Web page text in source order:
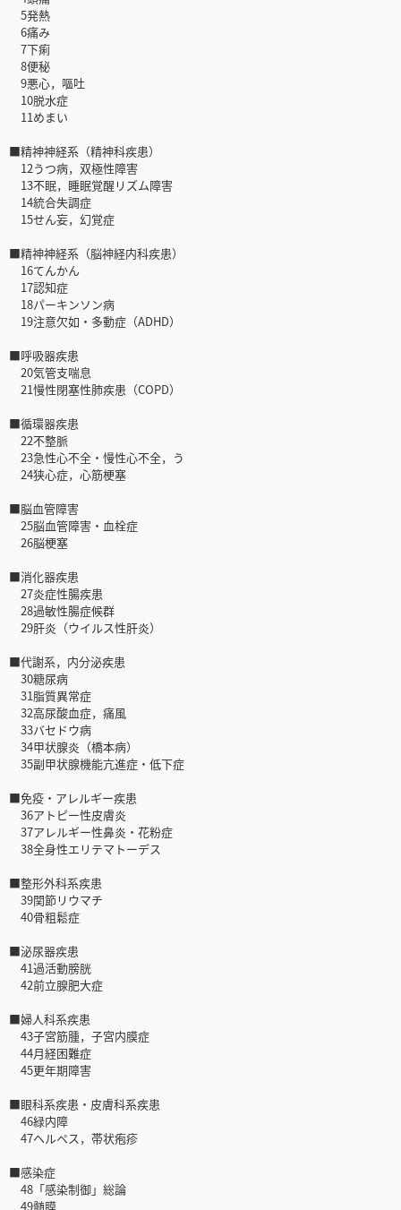
5発熱
6痛み
7下痢
8便秘
9悪心，嘔吐
10脱水症
11めまい
■精神神経系（精神科疾患）
12うつ病，双極性障害
13不眠，睡眠覚醒リズム障害
14統合失調症
15せん妄，幻覚症
■精神神経系（脳神経内科疾患）
16てんかん
17認知症
18パーキンソン病
19注意欠如・多動症（ADHD）
■呼吸器疾患
20気管支喘息
21慢性閉塞性肺疾患（COPD）
■循環器疾患
22不整脈
23急性心不全・慢性心不全，う
24狭心症，心筋梗塞
■脳血管障害
25脳血管障害・血栓症
26脳梗塞
■消化器疾患
27炎症性腸疾患
28過敏性腸症候群
29肝炎（ウイルス性肝炎）
■代謝系，内分泌疾患
30糖尿病
31脂質異常症
32高尿酸血症，痛風
33バセドウ病
34甲状腺炎（橋本病）
35副甲状腺機能亢進症・低下症
■免疫・アレルギー疾患
36アトピー性皮膚炎
37アレルギー性鼻炎・花粉症
38全身性エリテマトーデス
■整形外科系疾患
39関節リウマチ
40骨粗鬆症
■泌尿器疾患
41過活動膀胱
42前立腺肥大症
■婦人科系疾患
43子宮筋腫，子宮内膜症
44月経困難症
45更年期障害
■眼科系疾患・皮膚科系疾患
46緑内障
47ヘルペス，帯状疱疹
■感染症
48「感染制御」総論
49髄膜